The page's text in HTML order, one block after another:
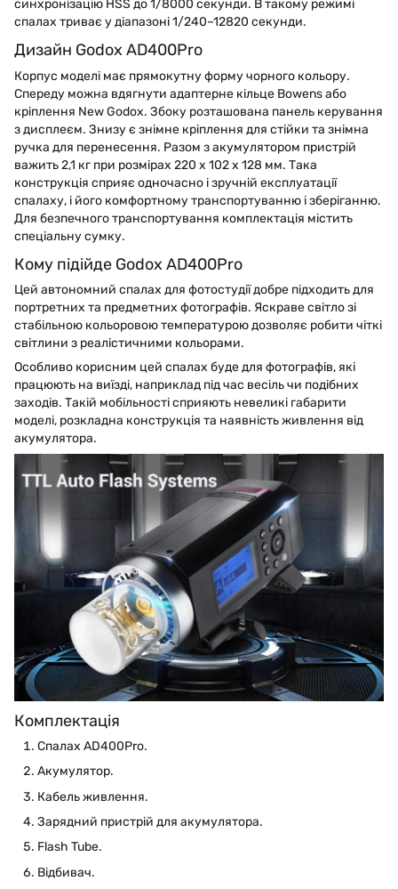
синхронізацію HSS до 1/8000 секунди. В такому режимі
спалах триває у діапазоні 1/240–12820 секунди.
Дизайн Godox AD400Pro
Корпус моделі має прямокутну форму чорного кольору.
Спереду можна вдягнути адаптерне кільце Bowens або
кріплення New Godox. Збоку розташована панель керування
з дисплеєм. Знизу є знімне кріплення для стійки та знімна
ручка для перенесення. Разом з акумулятором пристрій
важить 2,1 кг при розмірах 220 х 102 х 128 мм. Така
конструкція сприяє одночасно і зручній експлуатації
спалаху, і його комфортному транспортуванню і зберіганню.
Для безпечного транспортування комплектація містить
спеціальну сумку.
Кому підійде Godox AD400Pro
Цей автономний спалах для фотостудії добре підходить для
портретних та предметних фотографів. Яскраве світло зі
стабільною кольоровою температурою дозволяє робити чіткі
світлини з реалістичними кольорами.
Особливо корисним цей спалах буде для фотографів, які
працюють на виїзді, наприклад під час весіль чи подібних
заходів. Такій мобільності сприяють невеликі габарити
моделі, розкладна конструкція та наявність живлення від
акумулятора.
Комплектація
Спалах AD400Pro.
Акумулятор.
Кабель живлення.
Зарядний пристрій для акумулятора.
Flash Tube.
Відбивач.